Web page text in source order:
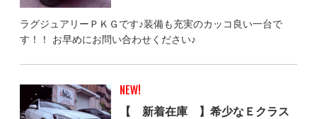
ラグジュアリーＰＫＧです♪装備も充実のカッコ良い一台で
す！！ お早めにお問い合わせください♪
NEW!
【 新着在庫 】希少なＥクラス